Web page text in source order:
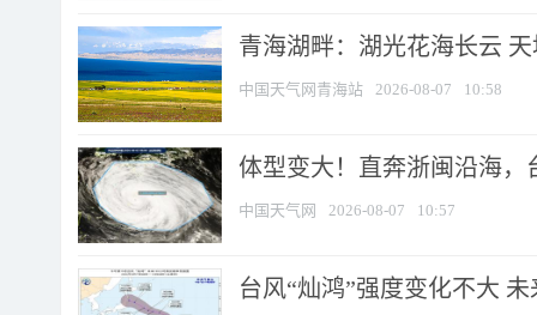
青海湖畔：湖光花海长云
中国天气网青海站 2026-08-07 10:58
体型变大！直奔浙闽沿海，
中国天气网 2026-08-07 10:57
台风“灿鸿”强度变化不大